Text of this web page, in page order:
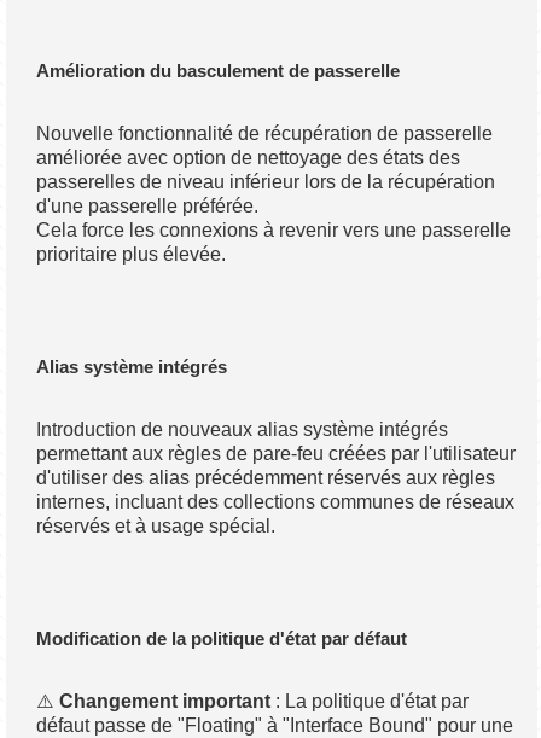
Amélioration du basculement de passerelle
Nouvelle fonctionnalité de récupération de passerelle
améliorée avec option de nettoyage des états des
passerelles de niveau inférieur lors de la récupération
d'une passerelle préférée.
Cela force les connexions à revenir vers une passerelle
prioritaire plus élevée.
Alias système intégrés
Introduction de nouveaux alias système intégrés
permettant aux règles de pare-feu créées par l'utilisateur
d'utiliser des alias précédemment réservés aux règles
internes, incluant des collections communes de réseaux
réservés et à usage spécial.
Modification de la politique d'état par défaut
⚠️Changement important : La politique d'état par
défaut passe de "Floating" à "Interface Bound" pour une